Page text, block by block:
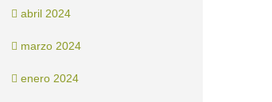
abril 2024
marzo 2024
enero 2024